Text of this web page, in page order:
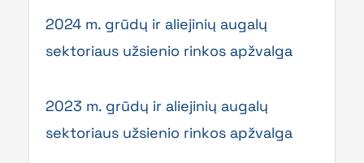
2024 m. grūdų ir aliejinių augalų
sektoriaus užsienio rinkos apžvalga
2023 m. grūdų ir aliejinių augalų
sektoriaus užsienio rinkos apžvalga